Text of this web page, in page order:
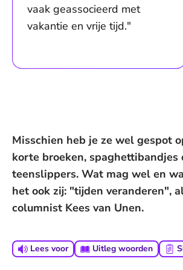
vaak geassocieerd met
vakantie en vrije tijd."
Misschien heb je ze wel gespot
korte broeken, spaghettibandjes
teenslippers. Wat mag wel en
het ook zij: "tijden veranderen",
columnist Kees van Unen.
Lees voor Uitleg woorden